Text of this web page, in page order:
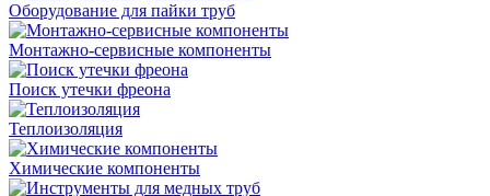
Оборудование для пайки труб
Монтажно‑сервисные компоненты
Поиск утечки фреона
Теплоизоляция
Химические компоненты